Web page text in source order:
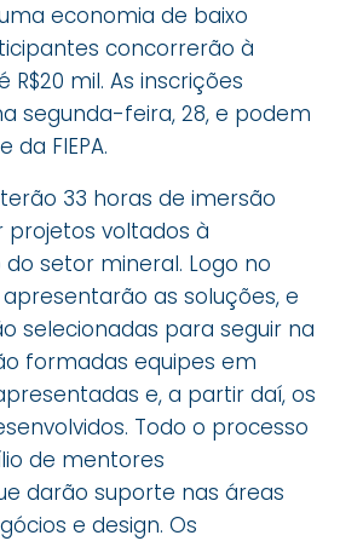
economia de baixo
concorrerão à
mil. As inscrições
segunda-feira, 28, e podem
FIEPA.
33 horas de imersão
projetos voltados à
setor mineral. Logo no
as soluções, e
selecionadas para seguir na
formadas equipes em
e, a partir daí, os
Todo o processo
de mentores
darão suporte nas áreas
e design. Os